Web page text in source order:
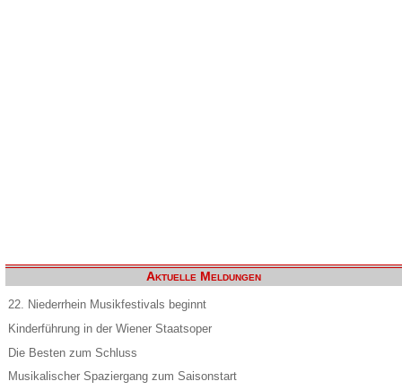
Aktuelle Meldungen
22. Niederrhein Musikfestivals beginnt
Kinderführung in der Wiener Staatsoper
Die Besten zum Schluss
Musikalischer Spaziergang zum Saisonstart